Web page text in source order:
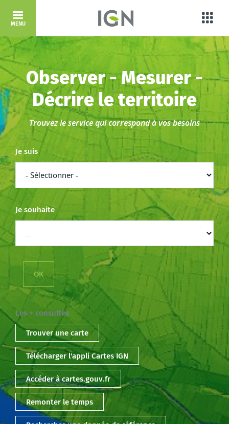
Aller au contenu principal
MENU
Accueil
Observer - Mesurer -
Décrire le territoire
Trouvez le service qui correspond à vos besoins
Je suis
Je souhaite
Les + consultés
Trouver une carte
Télécharger l'appli Cartes IGN
Accéder à cartes.gouv.fr
Remonter le temps